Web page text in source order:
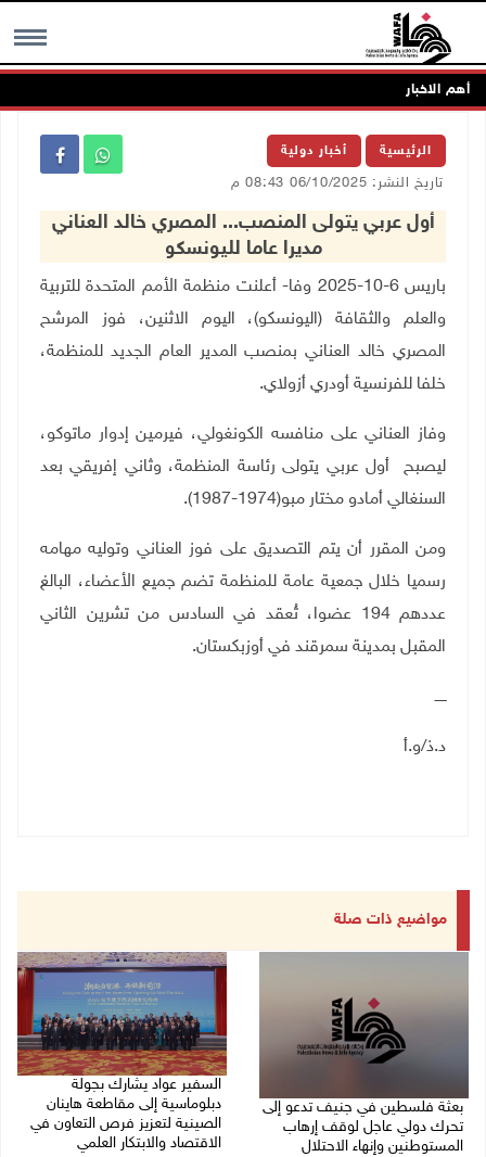
MENU أهم الاخبار
الرئيسية أخبار دولية
تاريخ النشر: 06/10/2025 08:43 م
أول عربي يتولى المنصب... المصري خالد العناني
مديرا عاما لليونسكو
باريس 6-10-2025 وفا- أعلنت منظمة الأمم المتحدة للتربية
والعلم والثقافة (اليونسكو)، اليوم الاثنين، فوز المرشح
المصري خالد العناني بمنصب المدير العام الجديد للمنظمة،
خلفا للفرنسية أودري أزولاي.
وفاز العناني على منافسه الكونغولي، فيرمين إدوار ماتوكو،
ليصبح أول عربي يتولى رئاسة المنظمة، وثاني إفريقي بعد
السنغالي أمادو مختار مبو(1974-1987).
ومن المقرر أن يتم التصديق على فوز العناني وتوليه مهامه
رسميا خلال جمعية عامة للمنظمة تضم جميع الأعضاء، البالغ
عددهم 194 عضوا، تُعقد في السادس من تشرين الثاني
المقبل بمدينة سمرقند في أوزبكستان.
ـــــ
د.ذ/و.أ
مواضيع ذات صلة
بعثة فلسطين في جنيف تدعو إلى
تحرك دولي عاجل لوقف إرهاب
المستوطنين وإنهاء الاحتلال
السفير عواد يشارك بجولة
دبلوماسية إلى مقاطعة هاينان
الصينية لتعزيز فرص التعاون في
الاقتصاد والابتكار العلمي